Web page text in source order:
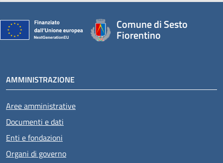
Comune di Sesto
Fiorentino
AMMINISTRAZIONE
Aree amministrative
Documenti e dati
Enti e fondazioni
Organi di governo